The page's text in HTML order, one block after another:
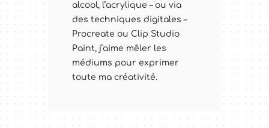
alcool, l’acrylique – ou via
des techniques digitales –
Procreate ou Clip Studio
Paint, j’aime mêler les
médiums pour exprimer
toute ma créativité.